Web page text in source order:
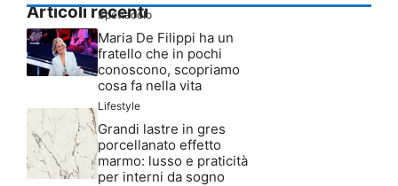
Articoli recenti
Spettacolo
Maria De Filippi ha un
fratello che in pochi
conoscono, scopriamo
cosa fa nella vita
Lifestyle
Grandi lastre in gres
porcellanato effetto
marmo: lusso e praticità
per interni da sogno